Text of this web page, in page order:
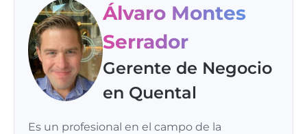
Álvaro Montes
Serrador
Gerente de Negocio
en Quental
Es un profesional en el campo de la